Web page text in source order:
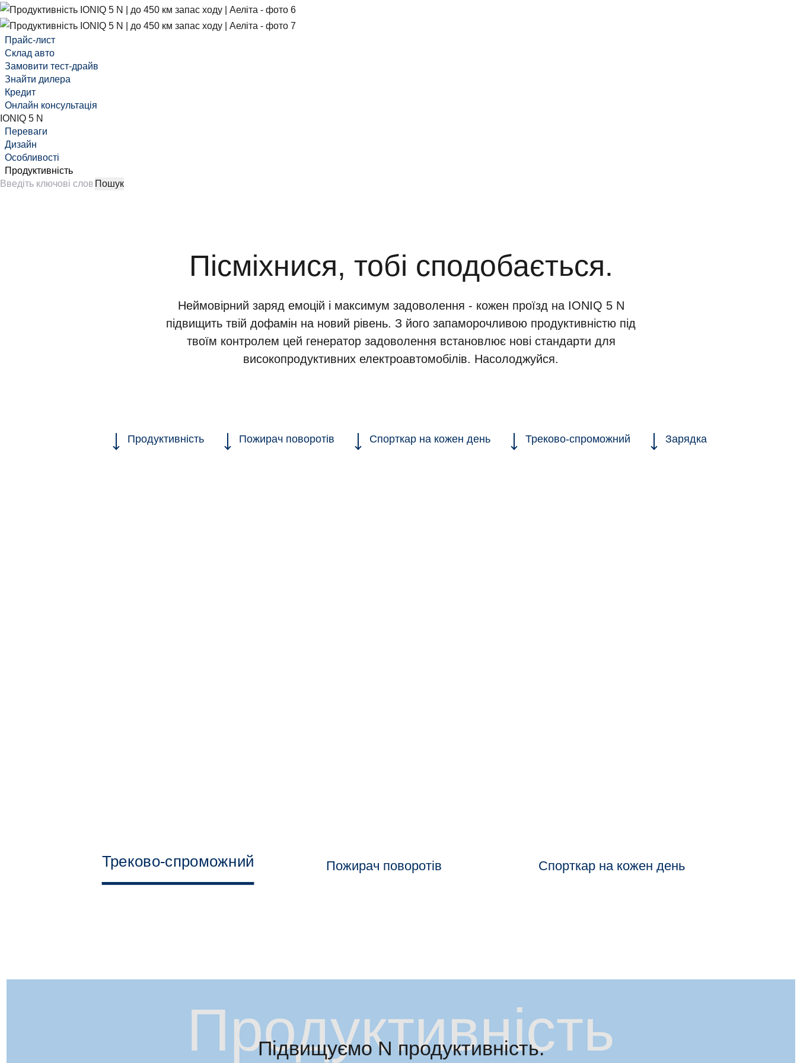
Прайс-лист
Склад авто
Замовити тест-драйв
Знайти дилера
Кредит
Онлайн консультація
IONIQ 5 N
Переваги
Дизайн
Особливості
Продуктивність
Пісміхнися, тобі сподобається.
Неймовірний заряд емоцій і максимум задоволення - кожен проїзд на IONIQ 5 N
підвищить твій дофамін на новий рівень. З його запаморочливою продуктивністю під
твоїм контролем цей генератор задоволення встановлює нові стандарти для
високопродуктивних електроавтомобілів. Насолоджуйся.
Продуктивність Пожирач поворотів Спорткар на кожен день Треково-спроможний Зарядка
Треково-спроможний Пожирач поворотів Спорткар на кожен день
Продуктивність
Підвищуємо N продуктивність.